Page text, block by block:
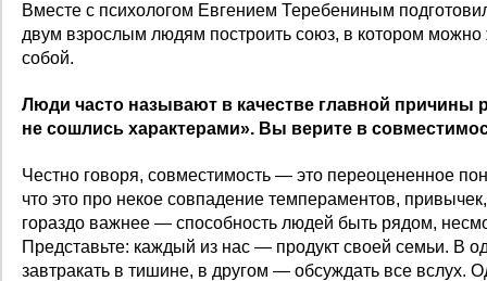
Вместе с психологом Евгением Теребениным
двум взрослым людям построить союз, в котором можно
собой.
Люди часто называют в качестве главной причины
не сошлись характерами». Вы верите в
Честно говоря, совместимость — это переоцененное
что это про некое совпадение темпераментов,
гораздо важнее — способность людей быть рядом,
Представьте: каждый из нас — продукт своей семьи. В
завтракать в тишине, в другом — обсуждать все вслух.